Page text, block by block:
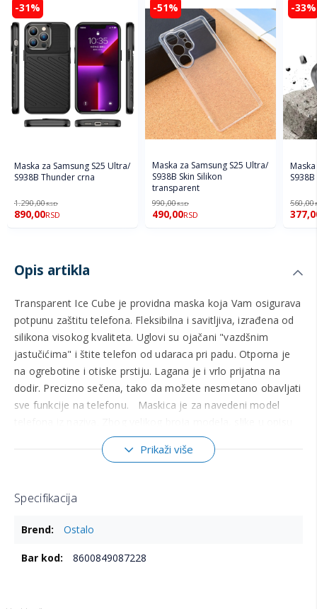
-31%
Maska za Samsung S25 Ultra/
S938B Thunder crna
1.290,00RSD
890,00RSD
-51%
Maska za Samsung S25 Ultra/
S938B Skin Silikon
transparent
990,00RSD
490,00RSD
-33%
560,00
Opis artikla
Transparent Ice Cube je providna maska koja Vam osigurava
potpunu zaštitu telefona. Fleksibilna i savitljiva, izrađena od
silikona visokog kvaliteta. Uglovi su ojačani "vazdšnim
jastučićima" i štite telefon od udaraca pri padu. Otporna je
na ogrebotine i otiske prstiju. Lagana je i vrlo prijatna na
dodir. Precizno sečena, tako da možete nesmetano obavljati
sve funkcije na telefonu. Maskica je za navedeni model
proizvoda su ilustrativnog karaktera i mogu se razlikovati od
maskice za konkretan model telefona. Trudimo se da prva
proizvoda. Ukoliko imate bilo kakva pitanja o izgledu ili
kompatibilnosti maskice, slobodno nas kontaktirajte.
Prikaži više
Specifikacija
informacijaOstalo
8600849087228